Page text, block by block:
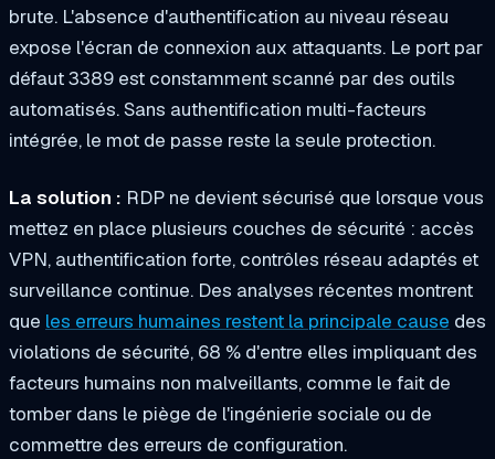
brute. L'absence d'authentification au niveau réseau
expose l'écran de connexion aux attaquants. Le port par
défaut 3389 est constamment scanné par des outils
automatisés. Sans authentification multi-facteurs
intégrée, le mot de passe reste la seule protection.
La solution : RDP ne devient sécurisé que lorsque vous
mettez en place plusieurs couches de sécurité : accès
VPN, authentification forte, contrôles réseau adaptés et
surveillance continue. Des analyses récentes montrent
que les erreurs humaines restent la principale cause des
violations de sécurité, 68 % d'entre elles impliquant des
facteurs humains non malveillants, comme le fait de
tomber dans le piège de l'ingénierie sociale ou de
commettre des erreurs de configuration.